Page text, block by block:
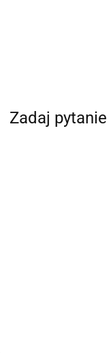
Zadaj pytanie